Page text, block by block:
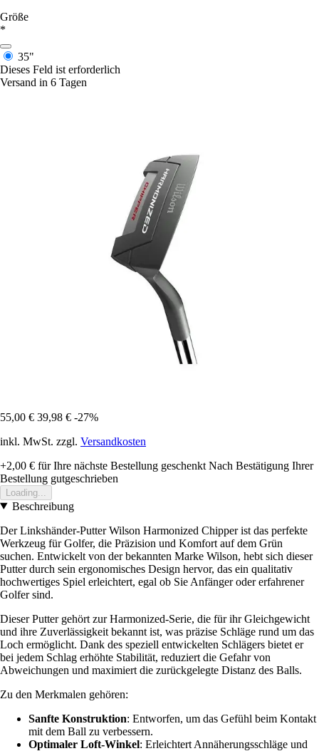
Größe
*
35"
Dieses Feld ist erforderlich
Versand in 6 Tagen
55,00 € 39,98 € -27%
inkl. MwSt. zzgl. Versandkosten
+2,00 € für Ihre nächste Bestellung geschenkt Nach Bestätigung Ihrer
Bestellung gutgeschrieben
Loading...
Beschreibung
Der Linkshänder-Putter Wilson Harmonized Chipper ist das perfekte
Werkzeug für Golfer, die Präzision und Komfort auf dem Grün
suchen. Entwickelt von der bekannten Marke Wilson, hebt sich dieser
Putter durch sein ergonomisches Design hervor, das ein qualitativ
hochwertiges Spiel erleichtert, egal ob Sie Anfänger oder erfahrener
Golfer sind.
Dieser Putter gehört zur Harmonized-Serie, die für ihr Gleichgewicht
und ihre Zuverlässigkeit bekannt ist, was präzise Schläge rund um das
Loch ermöglicht. Dank des speziell entwickelten Schlägers bietet er
bei jedem Schlag erhöhte Stabilität, reduziert die Gefahr von
Abweichungen und maximiert die zurückgelegte Distanz des Balls.
Zu den Merkmalen gehören:
Sanfte Konstruktion: Entworfen, um das Gefühl beim Kontakt
mit dem Ball zu verbessern.
Optimaler Loft-Winkel: Erleichtert Annäherungsschläge und